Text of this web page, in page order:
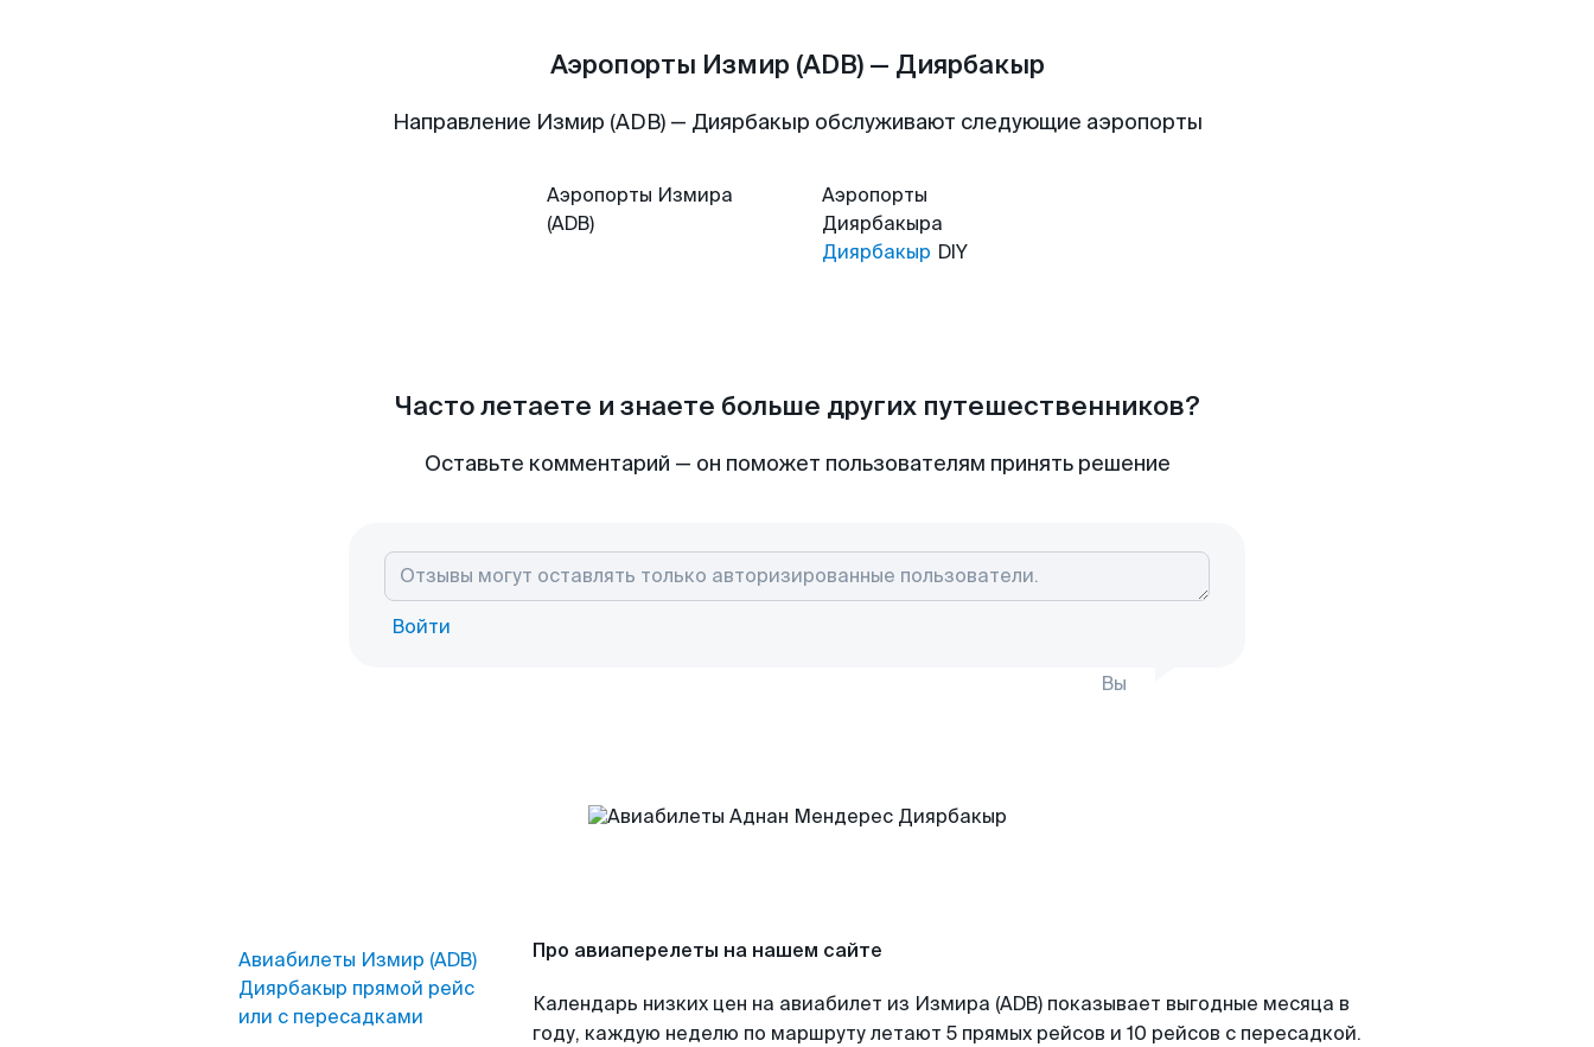
Аэропорты Измир (ADB) — Диярбакыр
Направление Измир (ADB) — Диярбакыр обслуживают следующие аэропорты
Аэропорты Измира
(ADB)
Аэропорты
Диярбакыра
Диярбакыр DIY
Часто летаете и знаете больше других путешественников?
Оставьте комментарий — он поможет пользователям принять решение
Войти
Вы
Авиабилеты Измир (ADB)
Диярбакыр прямой рейс
или с пересадками
Про авиаперелеты на нашем сайте
Календарь низких цен на авиабилет из Измира (ADB) показывает выгодные месяца в
году, каждую неделю по маршруту летают 5 прямых рейсов и 10 рейсов с пересадкой.